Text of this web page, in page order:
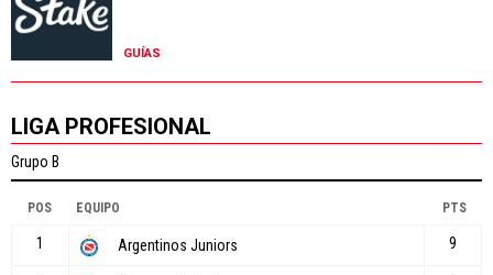
GUÍAS
LIGA PROFESIONAL